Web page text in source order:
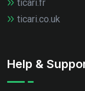
ticari.fr
ticari.co.uk
Help &